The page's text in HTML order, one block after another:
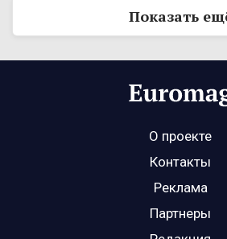
Показать
О проекте
Контакты
Реклама
Партнеры